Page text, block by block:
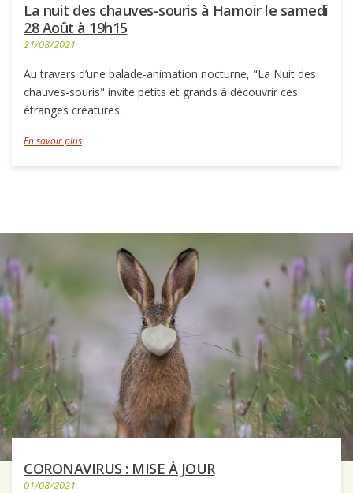
La nuit des chauves-souris à Hamoir le samedi
28 Août à 19h15
21/08/2021
Au travers d’une balade-animation nocturne, "La Nuit des
chauves-souris" invite petits et grands à découvrir ces
étranges créatures.
En savoir plus
CORONAVIRUS : MISE À JOUR
01/08/2021